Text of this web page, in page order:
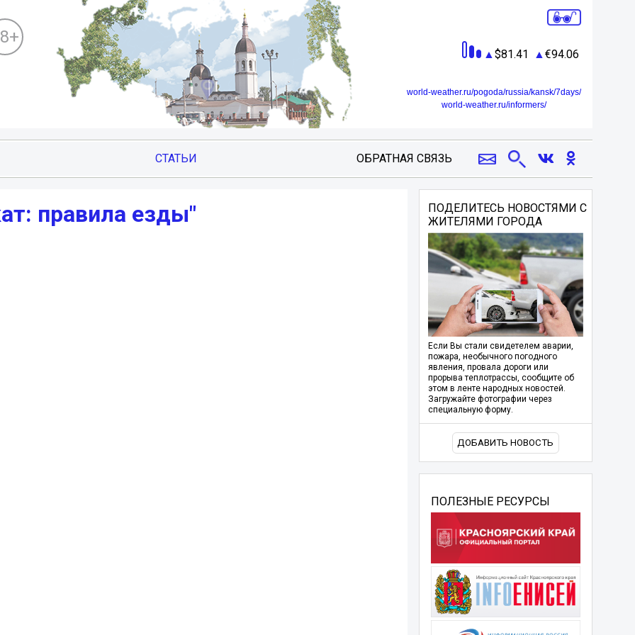
81.41 94.06
world-weather.ru/pogoda/russia/kansk/7days/
world-weather.ru/informers/
СТАТЬИ ОБРАТНАЯ СВЯЗЬ
правила езды"
ПОДЕЛИТЕСЬ НОВОСТЯМИ С
ЖИТЕЛЯМИ ГОРОДА
Если Вы стали свидетелем аварии,
пожара, необычного погодного
явления, провала дороги или
прорыва теплотрассы, сообщите об
этом в ленте народных новостей.
Загружайте фотографии через
специальную форму.
ДОБАВИТЬ НОВОСТЬ
ПОЛЕЗНЫЕ РЕСУРСЫ